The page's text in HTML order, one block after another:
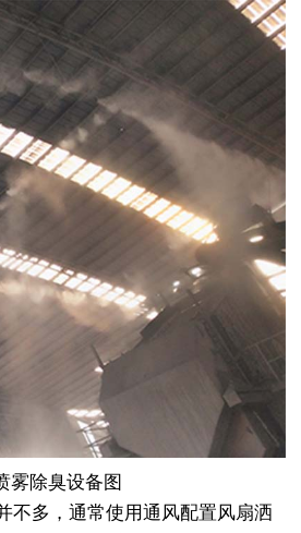
雾除臭设备图
不多，通常使用通风配置风扇洒